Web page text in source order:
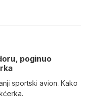
poginuo
sportski avion. Kako